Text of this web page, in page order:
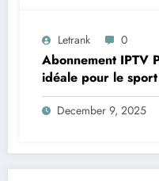
Letrank 0
Abonnement IPTV
idéale pour le
December 9, 2025